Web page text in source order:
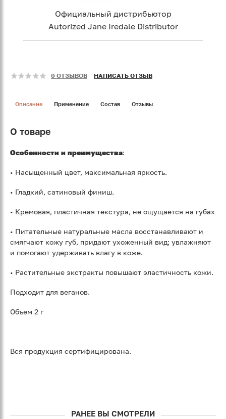
Официальный дистрибьютор
Autorized Jane Iredale Distributor
0 ОТЗЫВОВ НАПИСАТЬ ОТЗЫВ
Описание Применение Состав Отзывы
О товаре
Особенности и преимущества:
• Насыщенный цвет, максимальная яркость.
• Гладкий, сатиновый финиш.
• Кремовая, пластичная текстура, не ощущается на губах
• Питательные натуральные масла восстанавливают и
смягчают кожу губ, придают ухоженный вид; увлажняют
и помогают удерживать влагу в коже.
• Растительные экстракты повышают эластичность кожи.
Подходит для веганов.
Объем 2 г
Вся продукция сертифицирована.
РАНЕЕ ВЫ СМОТРЕЛИ